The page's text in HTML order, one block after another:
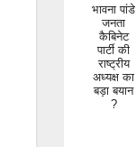
भावना पांडे
जनता
कैबिनेट
पार्टी की
राष्ट्रीय
अध्यक्ष का
बड़ा बयान
?